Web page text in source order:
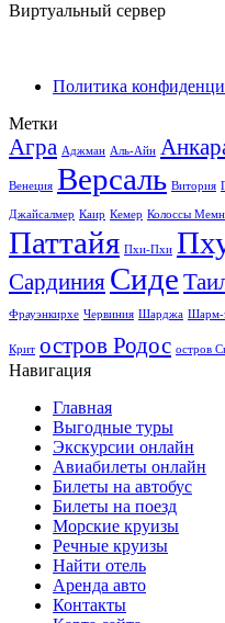
Виртуальный сервер
Политика
Метки
Агра Аджман Аль-Айн
Венеция Версаль Витория
Джайсалмер Каир Кемер Колоссы
Паттайя Пхи-Пхи
Сардиния Сиде
Фрауэнкирхе Червиния Шарджа Шарм-
Крит остров Родос остров
Навигация
Главная
Выгодные туры
Экскурсии онлайн
Авиабилеты онлайн
Билеты на автобус
Билеты на поезд
Морские круизы
Речные круизы
Найти отель
Аренда авто
Контакты